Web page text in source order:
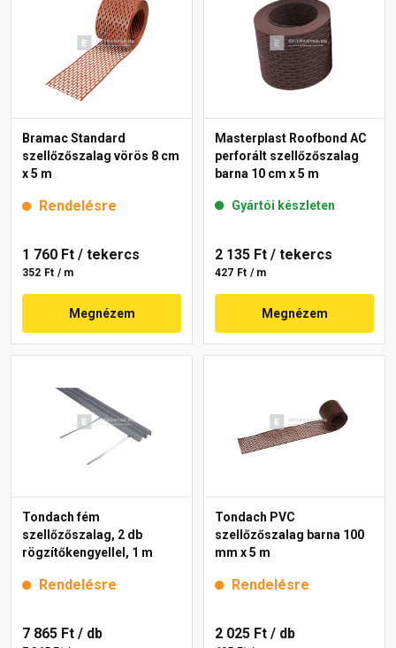
Bramac Standard
szellőzőszalag vörös 8 cm
x 5 m
Rendelésre
1 760 Ft / tekercs
352 Ft / m
Megnézem
Masterplast Roofbond AC
perforált szellőzőszalag
barna 10 cm x 5 m
Gyártói készleten
2 135 Ft / tekercs
427 Ft / m
Megnézem
Tondach fém
szellőzőszalag, 2 db
rögzítőkengyellel, 1 m
Rendelésre
7 865 Ft / db
Tondach PVC
szellőzőszalag barna 100
mm x 5 m
Rendelésre
2 025 Ft / db